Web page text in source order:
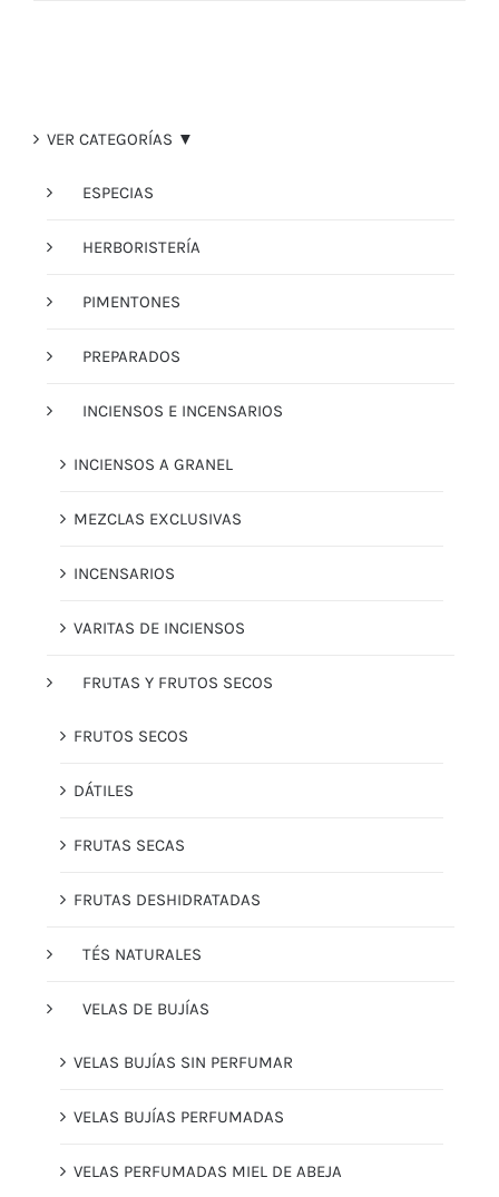
VER CATEGORÍAS ▼
ESPECIAS
HERBORISTERÍA
PIMENTONES
PREPARADOS
INCIENSOS E INCENSARIOS
INCIENSOS A GRANEL
MEZCLAS EXCLUSIVAS
INCENSARIOS
VARITAS DE INCIENSOS
FRUTAS Y FRUTOS SECOS
FRUTOS SECOS
DÁTILES
FRUTAS SECAS
FRUTAS DESHIDRATADAS
TÉS NATURALES
VELAS DE BUJÍAS
VELAS BUJÍAS SIN PERFUMAR
VELAS BUJÍAS PERFUMADAS
VELAS PERFUMADAS MIEL DE ABEJA